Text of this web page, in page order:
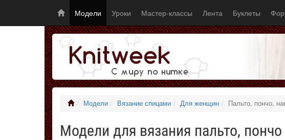
Модели Уроки Мастер-классы Лента Буклеты
Модели Вязание спицами Для женщин Пальто, пончо,
Модели для вязания пальто,